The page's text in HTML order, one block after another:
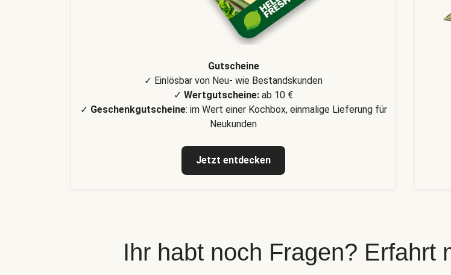
Gutscheine
✓ Einlösbar von Neu- wie Bestandskunden
✓ Wertgutscheine: ab 10 €
✓ Geschenkgutscheine: im Wert einer Kochbox, einmalige Lieferung für
Neukunden
Jetzt entdecken
Ihr habt noch Fragen? Erfahrt